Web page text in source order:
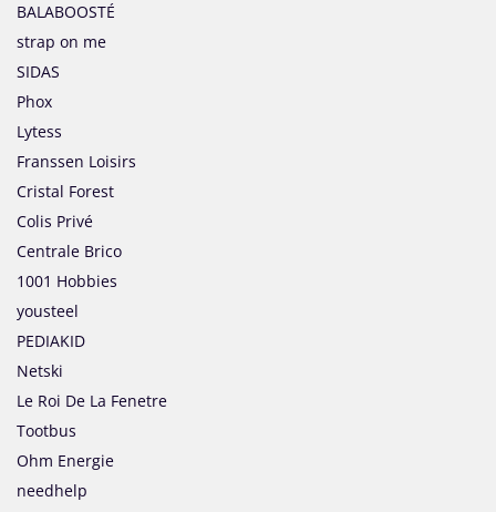
BALABOOSTÉ
strap on me
SIDAS
Phox
Lytess
Franssen Loisirs
Cristal Forest
Colis Privé
Centrale Brico
1001 Hobbies
yousteel
PEDIAKID
Netski
Le Roi De La Fenetre
Tootbus
Ohm Energie
needhelp